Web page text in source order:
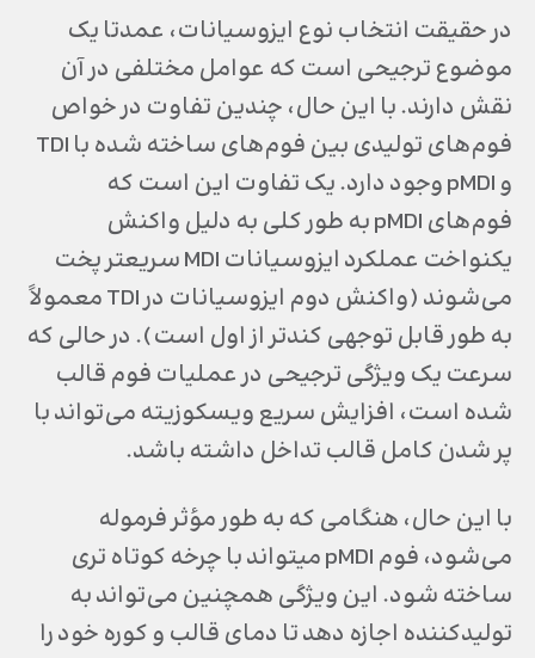
در حقیقت انتخاب نوع ایزوسیانات، عمدتا یک
موضوع ترجیحی است که عوامل مختلفی در آن
نقش دارند. با این حال، چندین تفاوت در خواص
فوم‌های تولیدی بین فوم‌های ساخته شده با TDI
و pMDI وجود دارد. یک تفاوت این است که
فوم‌های pMDI به طور کلی به دلیل واکنش
یکنواخت عملکرد ایزوسیانات MDI سریعتر پخت
می‌شوند (واکنش دوم ایزوسیانات در TDI معمولاً
به طور قابل توجهی کندتر از اول است). در حالی که
‎شده است، افزایش سریع ویسکوزیته می‌تواند با
پر شدن کامل قالب تداخل داشته باشد.
با این حال، هنگامی که به طور مو‌‌‌‌‌ٔثر فرموله
می‌شود، فوم pMDI می‎تواند با چرخه کوتاه تری
ساخته شود. این ویژگی همچنین می‌تواند به
تولیدکننده اجازه دهد تا دمای قالب و کوره خود را